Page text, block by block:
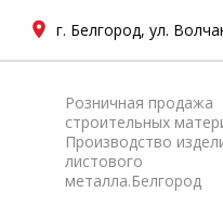
г. Белгород, ул.
Розничная продажа
строительных
Производство
листового
металла.Белгород